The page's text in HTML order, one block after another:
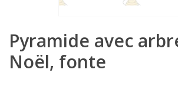
Pyramide avec
Noël, fonte